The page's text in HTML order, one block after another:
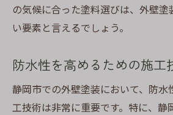
の気候に合った塗料選びは、外壁
い要素と言えるでしょう。
防水性を高めるための施工
静岡市での外壁塗装において、防水
工技術は非常に重要です。特に、静